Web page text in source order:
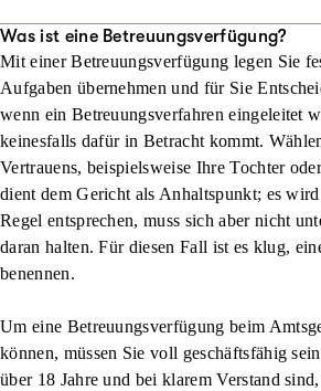
Was ist eine Betreuungsverfügung?
Mit einer Betreuungsverfügung legen Sie
Aufgaben übernehmen und für Sie
wenn ein Betreuungsverfahren eingeleitet
keinesfalls dafür in Betracht kommt.
Vertrauens, beispielsweise Ihre Tochter
dient dem Gericht als Anhaltspunkt; es
Regel entsprechen, muss sich aber nicht
daran halten. Für diesen Fall ist es klug,
benennen.
Um eine Betreuungsverfügung beim
können, müssen Sie voll geschäftsfähig
über 18 Jahre und bei klarem Verstand